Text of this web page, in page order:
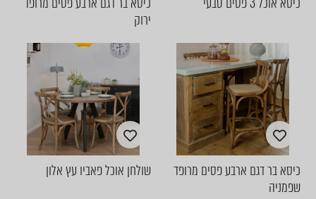
ירוק
כיסא בר דגם ארבע פסים מרופד
שפמניה
שולחן אוכל פאביו עץ אלון